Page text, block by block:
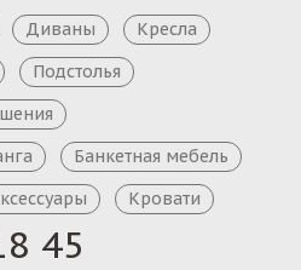
45
Диваны
Кресла
Подстолья
Банкетная мебель
Кровати